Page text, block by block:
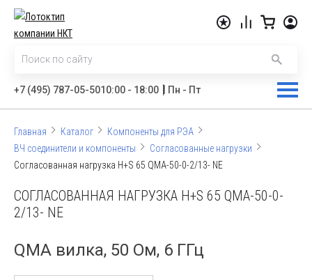
+7 (495) 787-05-5010:00 - 18:00 Пн - Пт
Главная Каталог
Компоненты для РЭА
ВЧ соединители и компоненты
Согласованные нагрузки
Согласованная нагрузка H+S 65 QMA-50-0-2/13- NE
СОГЛАСОВАННАЯ НАГРУЗКА H+S 65 QMA-50-0-
2/13- NE
QMA вилка, 50 Ом, 6 ГГц